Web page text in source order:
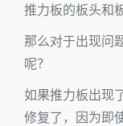
推力板的板头和
那么对于出现问
呢？
如果推力板出现
修复了，因为即